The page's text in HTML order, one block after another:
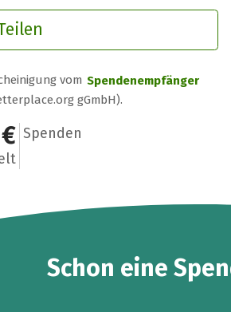
vom Spendenempfänger
gGmbH).
60 €
1
Spenden
Schon eine